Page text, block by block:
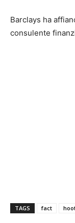
Barclays ha
consulente
TAGS fact